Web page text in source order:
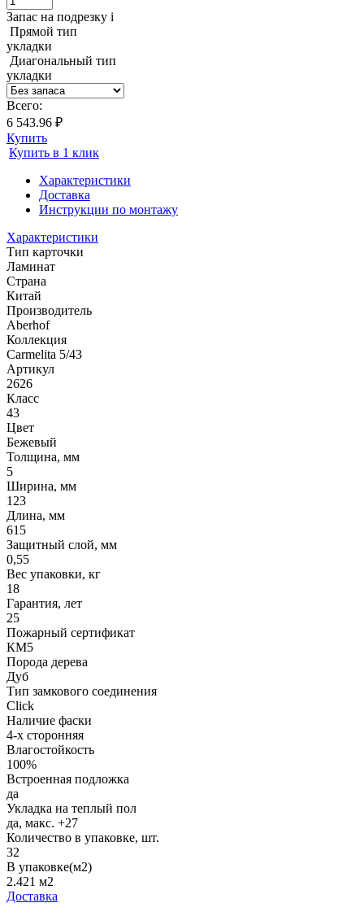
Запас на подрезку i
Прямой тип
укладки
Диагональный тип
укладки
Всего:
6 543.96 ₽
Купить
Купить в 1 клик
Характеристики
Доставка
Инструкции по монтажу
Характеристики
Тип карточки
Ламинат
Страна
Китай
Производитель
Aberhof
Коллекция
Carmelita 5/43
Артикул
2626
Класс
43
Цвет
Бежевый
Толщина, мм
5
Ширина, мм
123
Длина, мм
615
Защитный слой, мм
0,55
Вес упаковки, кг
18
Гарантия, лет
25
Пожарный сертификат
КМ5
Порода дерева
Дуб
Тип замкового соединения
Click
Наличие фаски
4-х сторонняя
Влагостойкость
100%
Встроенная подложка
да
Укладка на теплый пол
да, макс. +27
Количество в упаковке, шт.
32
В упаковке(м2)
2.421 м2
Доставка